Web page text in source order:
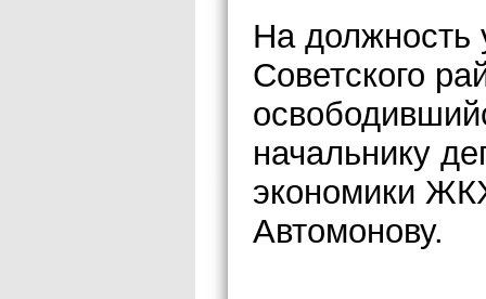
На должность
Советского
начальнику
экономики
Автомонову.